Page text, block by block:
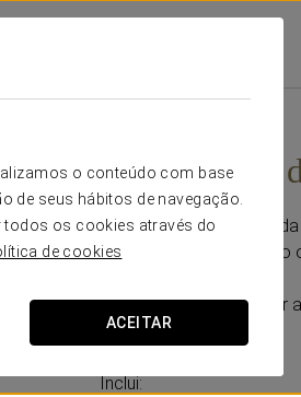
o conteúdo com base
de seus hábitos de navegação.
todos os cookies através do
de cookies
ACEITAR
Experiência
Uma experiência
sem pressas e com tudo
Um plano para esquecer
outro.
Inclui: